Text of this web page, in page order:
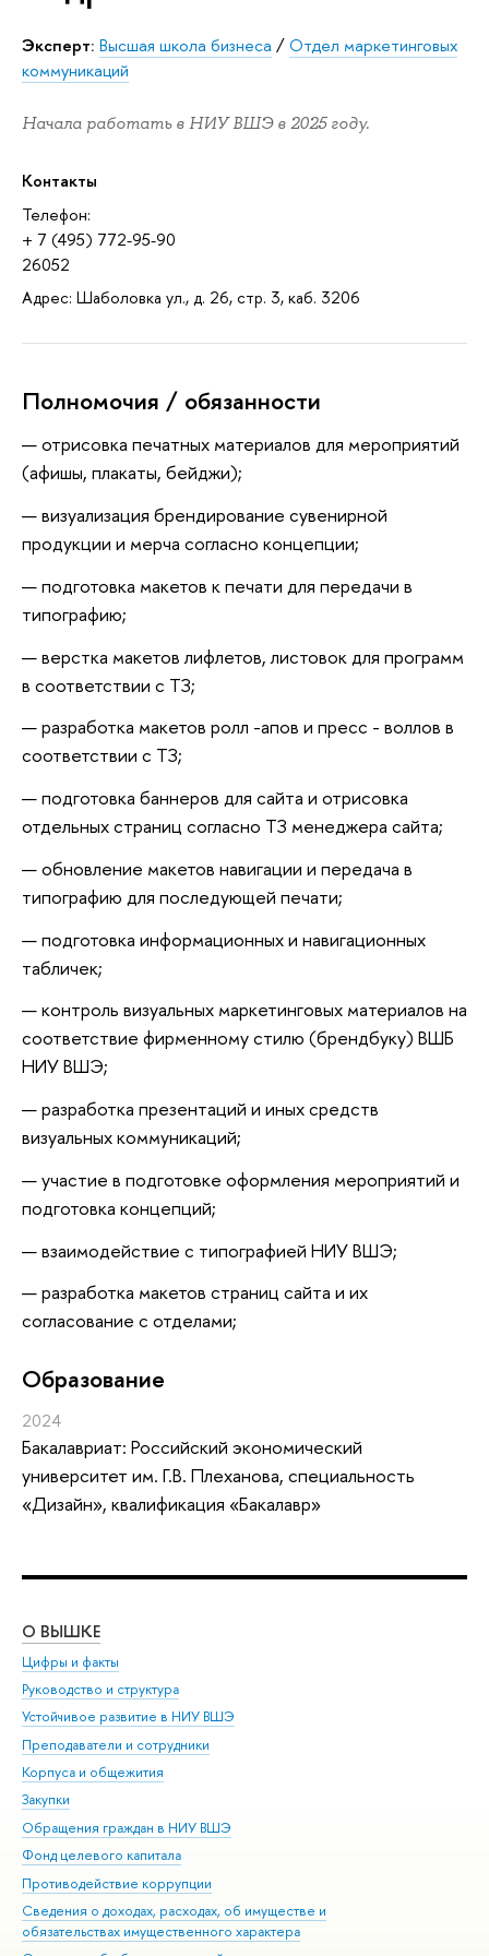
Эксперт: Высшая школа бизнеса /Отдел маркетинговых
коммуникаций
Начала работать в НИУ ВШЭ в 2025 году.
Контакты
Телефон:
+ 7 (495) 772-95-90
26052
Адрес: Шаболовка ул., д. 26, стр. 3, каб. 3206
Полномочия / обязанности
отрисовка печатных материалов для мероприятий
(афишы, плакаты, бейджи);
визуализация брендирование сувенирной
продукции и мерча согласно концепции;
подготовка макетов к печати для передачи в
типографию;
верстка макетов лифлетов, листовок для программ
в соответствии с ТЗ;
разработка макетов ролл -апов и пресс - воллов в
соответствии с ТЗ;
подготовка баннеров для сайта и отрисовка
отдельных страниц согласно ТЗ менеджера сайта;
обновление макетов навигации и передача в
типографию для последующей печати;
подготовка информационных и навигационных
табличек;
контроль визуальных маркетинговых материалов на
соответствие фирменному стилю (брендбуку) ВШБ
НИУ ВШЭ;
разработка презентаций и иных средств
визуальных коммуникаций;
участие в подготовке оформления мероприятий и
подготовка концепций;
взаимодействие с типографией НИУ ВШЭ;
разработка макетов страниц сайта и их
согласование с отделами;
Oбразование
2024
Бакалавриат: Российский экономический
университет им. Г.В. Плеханова, специальность
«Дизайн», квалификация «Бакалавр»
О ВЫШКЕ
Цифры и факты
Руководство и структура
Устойчивое развитие в НИУ ВШЭ
Преподаватели и сотрудники
Корпуса и общежития
Закупки
Обращения граждан в НИУ ВШЭ
Фонд целевого капитала
Противодействие коррупции
Сведения о доходах, расходах, об имуществе и
обязательствах имущественного характера